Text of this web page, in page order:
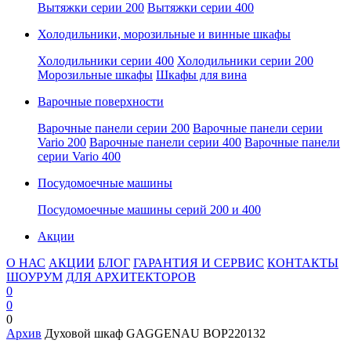
Вытяжки серии 200 Вытяжки серии 400
Холодильники, морозильные и винные шкафы
Холодильники серии 400 Холодильники серии 200
Морозильные шкафы Шкафы для вина
Варочные поверхности
Варочные панели серии 200 Варочные панели серии
Vario 200 Варочные панели серии 400 Варочные панели
серии Vario 400
Посудомоечные машины
Посудомоечные машины серий 200 и 400
Акции
О НАС АКЦИИ БЛОГ ГАРАНТИЯ И СЕРВИС КОНТАКТЫ
ШОУРУМ ДЛЯ АРХИТЕКТОРОВ
0
0
0
Архив Духовой шкаф GAGGENAU BOP220132